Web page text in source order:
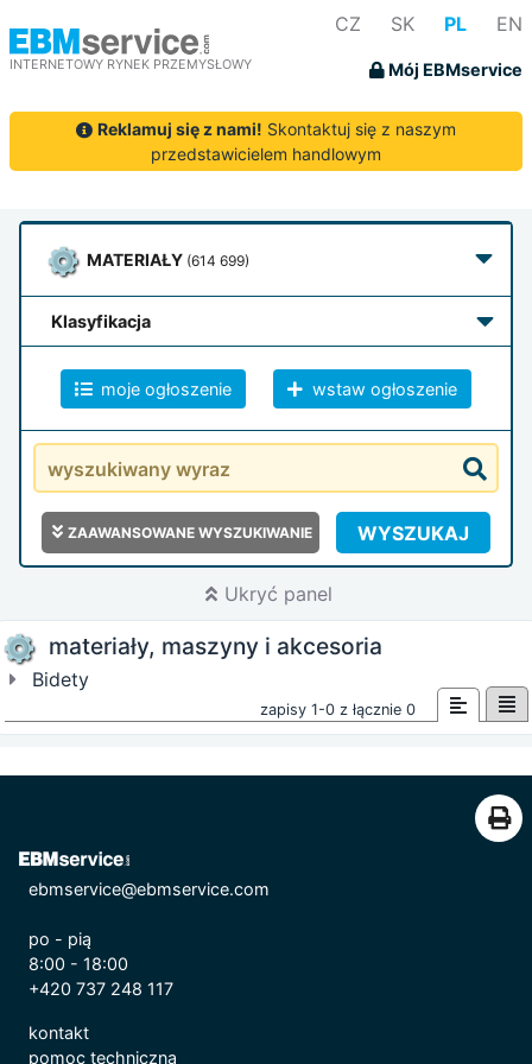
INTERNETOWY RYNEK PRZEMYSŁOWY
CZ SK PL EN
Mój EBMservice
Reklamuj się z nami! Skontaktuj się z naszym
przedstawicielem handlowym
MATERIAŁY (614 699)
klasyfikacja
moje ogłoszenie wstaw ogłoszenie
ZAAWANSOWANE WYSZUKIWANIE WYSZUKAJ
Ukryć panel
materiały, maszyny i akcesoria
Bidety
zapisy 1-0 z łącznie 0
ebmservice@ebmservice.com
po - pią
8:00 - 18:00
+420 737 248 117
kontakt
pomoc techniczna